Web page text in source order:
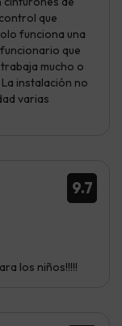
que
funciona una
que
mucho o
instalación no
varias
9.7
los niños!!!!!